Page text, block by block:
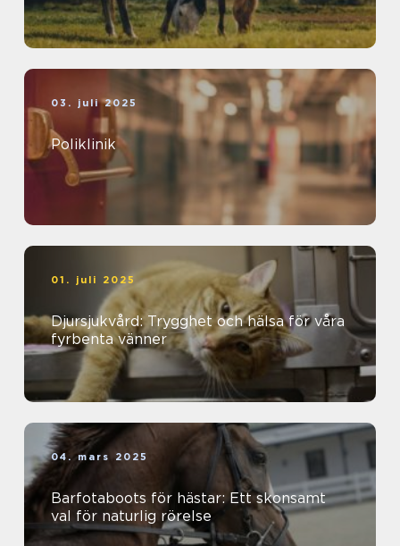
03. juli 2025
Poliklinik
01. juli 2025
Djursjukvård: Trygghet och hälsa för våra
fyrbenta vänner
04. mars 2025
Barfotaboots för hästar: Ett skonsamt
val för naturlig rörelse